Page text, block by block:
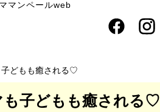
マンペールweb
子どもも癒される♡
も子どもも癒される♡